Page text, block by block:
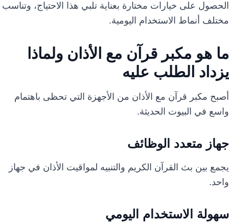
الحصول على خيارات مختارة بعناية تلبي هذا الاحتياج، وتناسب
مختلف أنماط الاستخدام اليومية.
ما هو مكبر قرآن مع الأذان ولماذا
يزداد الطلب عليه
أصبح مكبر قرآن مع الأذان من الأجهزة التي تحظى باهتمام
واسع في البيوت الحديثة.
جهاز متعدد الوظائف
يجمع بين بث القرآن الكريم والتنبيه لمواقيت الأذان في جهاز
واحد.
سهولة الاستخدام اليومي